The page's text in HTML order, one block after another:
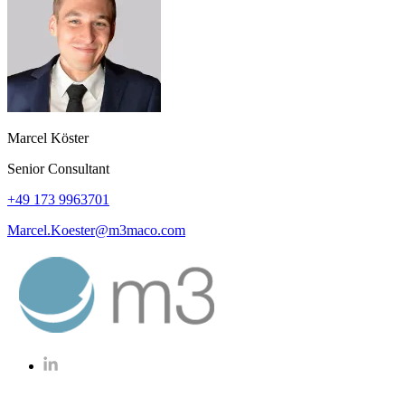
Marcel Köster
Senior Consultant
+49 173 9963701
Marcel.Koester@m3maco.com